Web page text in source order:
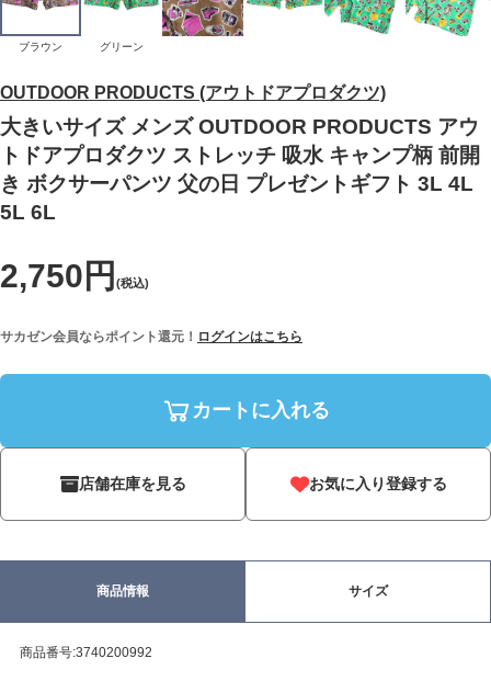
OUTDOOR PRODUCTS (アウトドアプロダクツ)
大きいサイズ メンズ OUTDOOR PRODUCTS アウ
トドアプロダクツ ストレッチ 吸水 キャンプ柄 前開
き ボクサーパンツ 父の日 プレゼントギフト 3L 4L
5L 6L
2,750円 (税込)
サカゼン会員ならポイント還元！ ログインはこちら
カートに入れる
店舗在庫を見る お気に入り登録する
ブラウン グリーン
商品情報 サイズ
商品番号:3740200992